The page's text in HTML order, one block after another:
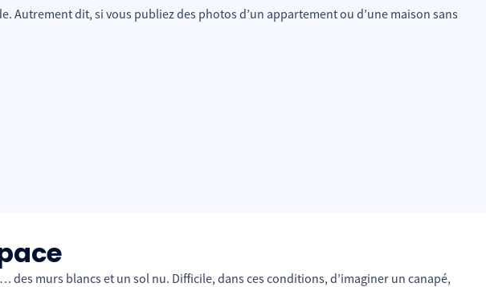
Autrement dit, si vous publiez des photos d’un appartement ou d’une maison sans
murs blancs et un sol nu. Difficile, dans ces conditions, d’imaginer un canapé,